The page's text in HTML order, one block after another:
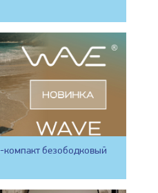
безободковый